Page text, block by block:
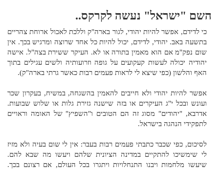
השם "ישראל" נעשה לקרקס..
כי לדידם, אפשר להיות יהודי, לגור בארה"ק וללכת לאכול ארוחת צהריים
בתשעה באב. יהודי, לדידם, יכול להיות כל אחד שרוצה ומרגיש בכך. אין
שום נפק"מ אם הוא מאמין בתורה או לא. העיקר ששירת בצה"ל. אישה
יהודיה יכולה לעשות קעקועים על גופה וזרועותיה ולשים עגילים בתוך
האף והלשון (כפי שיצא לי לראות פעמים רבות כאשר גרתי בארה"ק).
אפשר להיות יהודי ולא חייבים להאמין בהשגחה, במשיח, בעקרון שכר
ועונש ובכל י"ג העיקרים או בזה שישנה גזירת גלות או שלוש שבועות.
אדרבא, "יהודים" מסוג זה הם הטובים ו"השפיץ" של האומה וראויים
לתפקידי הנהגה בישראל.
לסיכום, כפי שכבר כתבתי פעמים רבות בעבר: אין לי שום בעיה ולא מזיז
לי שימשיכו להתקיים במדינה הציונית שלהם ויעשו מה שבא להם.
שיעשו מלחמות ויבנו התנחלויות ויתגרו בכל העולם, אם רצונם בכך.